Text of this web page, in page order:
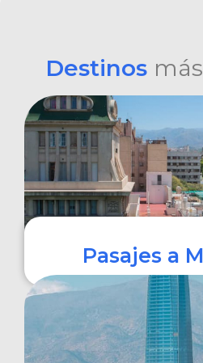
Destinos
Pasajes a